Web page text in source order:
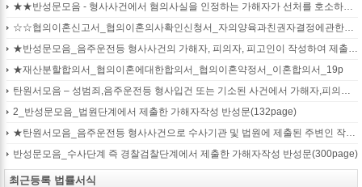
★★반성문모음 - 형사사건에서 혐의사실을 인정하는 가해자가 선처를 호소하며 제출작성하는 반성문2
☆☆협의이혼신고서_협의이혼의사확인신청서_자의양육과친권자결정에관한협의서_22p
★반성문모음_음주운전등 형사사건의 가해자, 피의자, 피고인이 작성하여 제출하는 반성문모음(380page)
★재산분할합의서_협의이혼에대한합의서_협의이혼약정서_이혼합의서_19p
탄원서모음 – 성범죄,음주운전등 형사입건 또는 기소된 사건에서 가해자,피의자,피고인을 위하여 선처를 호소하는 내용(지인분들 작성)
2_반성문모음_법원단계에서 제출한 가해자작성 반성문(132page)
★탄원서모음_음주운전등 형사사건으로 수사기관 및 법원에 제출된 주변인 작성 선처호소 탄원서(208page)
반성문모음_수사단계 즉 경찰검찰단계에서 제출한 가해자작성 반성문(300page)
최근등록 법률서식